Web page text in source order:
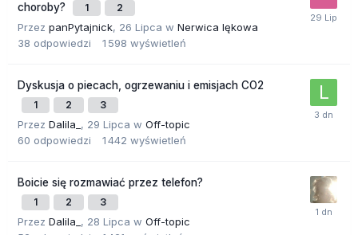
choroby?
1 2
Przez panPytajnick, 26 Lipca w Nerwica lękowa
38 odpowiedzi 1 598 wyświetleń
Dyskusja o piecach, ogrzewaniu i emisjach CO2
1 2 3
Przez Dalila_ , 29 Lipca w Off-topic
60 odpowiedzi 1 442 wyświetleń
Boicie się rozmawiać przez telefon?
1 2 3
Przez Dalila_ , 28 Lipca w Off-topic